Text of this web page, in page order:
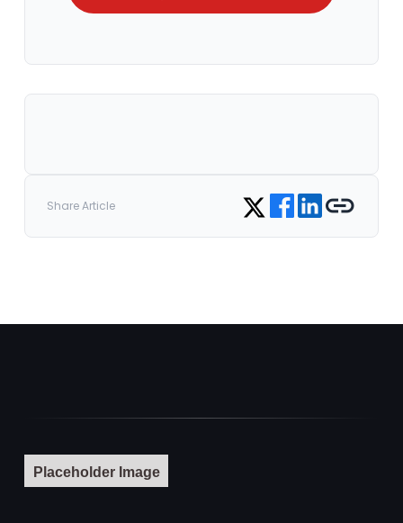
Share Article Share on Twitter
Share on Facebook
Share on LinkedIn
Copy link
Placeholder Image